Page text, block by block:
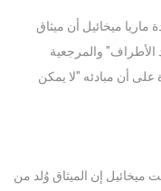
ماريا ميخائيل أن ميثاق
الأطراف" والمرجعية
على أن مبادئه "لا يمكن
ميخائيل إن الميثاق وُلد من